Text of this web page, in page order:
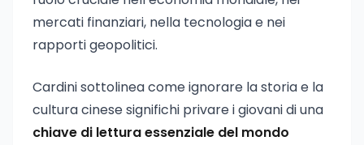
mercati finanziari, nella tecnologia e nei
rapporti geopolitici.
Cardini sottolinea come ignorare la storia e la
cultura cinese significhi privare i giovani di una
chiave di lettura essenziale del mondo